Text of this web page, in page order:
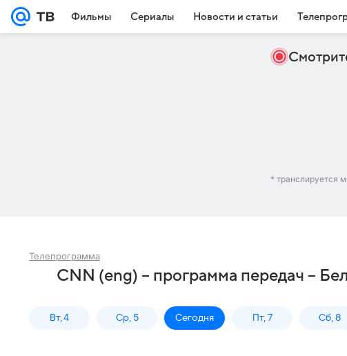
Фильмы Сериалы Новости и статьи
* транслируется
Телепрограмма
CNN (eng) – программа передач –
Вт, 4 Ср, 5 Сегодня Пт, 7 Сб, 8